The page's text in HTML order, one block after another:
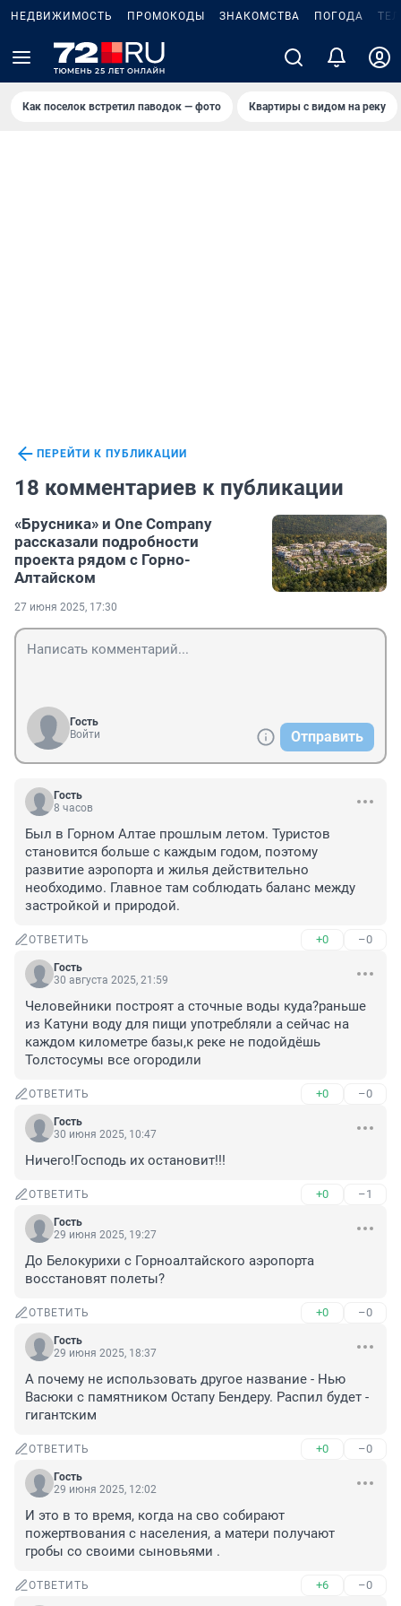
НЕДВИЖИМОСТЬ ПРОМОКОДЫ ЗНАКОМСТВА ПОГОДА
Как поселок встретил паводок — фото Квартиры с видом на реку
ПЕРЕЙТИ К ПУБЛИКАЦИИ
18 комментариев к публикации
«Брусника» и One Company
рассказали подробности
проекта рядом с Горно-
Алтайском
27 июня 2025, 17:30
Гость
Войти
Отправить
Гость
8 часов
Был в Горном Алтае прошлым летом. Туристов
становится больше с каждым годом, поэтому
развитие аэропорта и жилья действительно
необходимо. Главное там соблюдать баланс между
застройкой и природой.
ОТВЕТИТЬ +0 –0
Гость
30 августа 2025, 21:59
Человейники построят а сточные воды куда?раньше
из Катуни воду для пищи употребляли а сейчас на
каждом километре базы,к реке не подойдёшь
Толстосумы все огородили
ОТВЕТИТЬ +0 –0
Гость
30 июня 2025, 10:47
Ничего!Господь их остановит!!!
ОТВЕТИТЬ +0 –1
Гость
29 июня 2025, 19:27
До Белокурихи с Горноалтайского аэропорта
восстановят полеты?
ОТВЕТИТЬ +0 –0
Гость
29 июня 2025, 18:37
А почему не использовать другое название - Нью
Васюки с памятником Остапу Бендеру. Распил будет -
гигантским
ОТВЕТИТЬ +0 –0
Гость
29 июня 2025, 12:02
И это в то время, когда на сво собирают
пожертвования с населения, а матери получают
гробы со своими сыновьями .
ОТВЕТИТЬ +6 –0